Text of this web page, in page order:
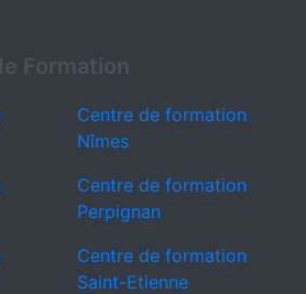
Formation
Centre de formation
Nîmes
Centre de formation
Perpignan
Centre de formation
Saint-Etienne